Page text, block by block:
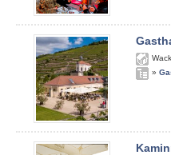
»